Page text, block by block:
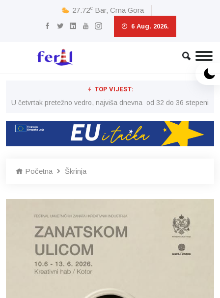
27.72c Bar, Crna Gora
6 Aug. 2026.
TOP VIJEST:
U četvrtak pretežno vedro, najviša dnevna od 32 do 36 stepeni
Početna Škrinja